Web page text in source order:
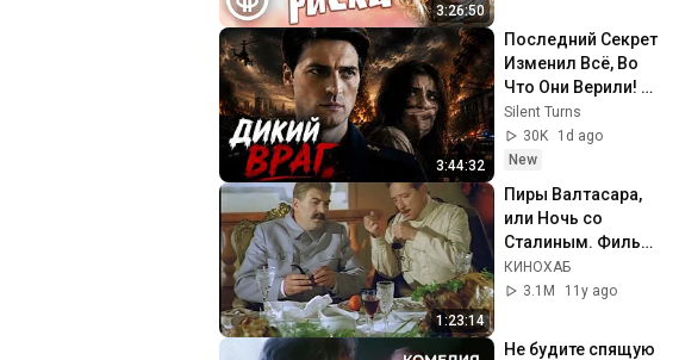
3:26:50
3:44:32
Последний Секрет
Изменил Всё, Во
Что Они Верили!
Детектив новый
боевик
Silent Turns
30K
1d ago
New
1:23:14
Пиры Валтасара,
или Ночь со
Сталиным. Фильм.
Драма
КИНОХАБ
3.1M
11y ago
Не будите спящую